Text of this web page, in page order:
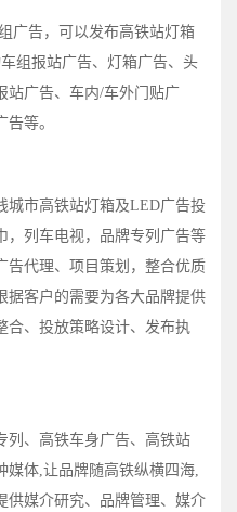
广告，可以发布高铁站灯箱
组报站广告、灯箱广告、头
站广告、车内/车外门贴广
等。
城市高铁站灯箱及LED广告投
，列车电视，品牌专列广告等
告代理、项目策划，整合优质
据客户的需要为各大品牌提供
合、投放策略设计、发布执
列、高铁车身广告、高铁站
媒体,让品牌随高铁纵横四海,
供媒介研究、品牌管理、媒介